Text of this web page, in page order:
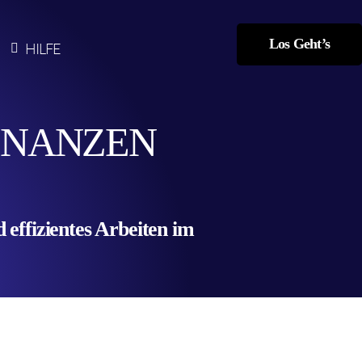
HILFE Los Geht’s
effizientes Arbeiten im